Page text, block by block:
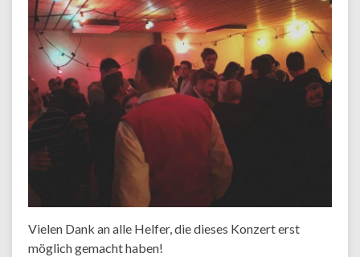
Vielen Dank an alle Helfer, die dieses Konzert erst
möglich gemacht haben!